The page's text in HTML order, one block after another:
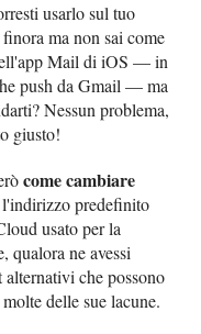
usarlo sul tuo
ma non sai come
Mail di iOS — in
push da Gmail — ma
Nessun problema,
giusto!
come cambiare
predefinito
usato per la
qualora ne avessi
che possono
delle sue lacune.